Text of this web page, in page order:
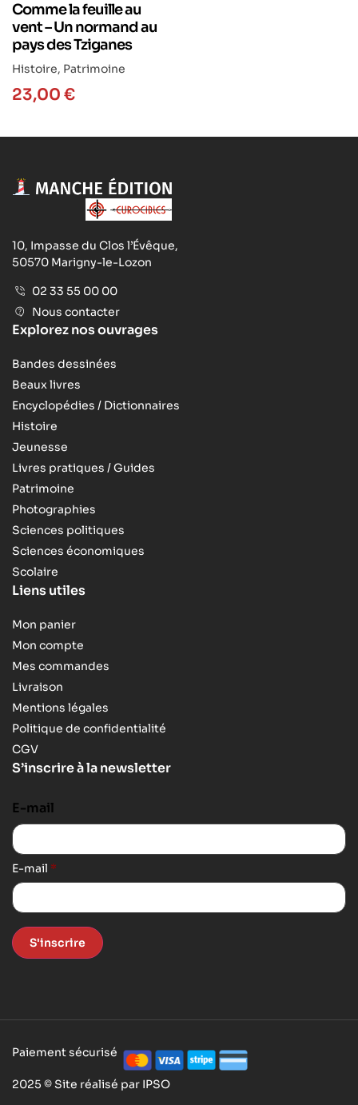
Comme la feuille au
vent – Un normand au
pays des Tziganes
Histoire, Patrimoine
23,00 €
10, Impasse du Clos l’Évêque,
50570 Marigny-le-Lozon
02 33 55 00 00
Nous contacter
Explorez nos ouvrages
Bandes dessinées
Beaux livres
Encyclopédies / Dictionnaires
Histoire
Jeunesse
Livres pratiques / Guides
Patrimoine
Photographies
Sciences politiques
Sciences économiques
Scolaire
Liens utiles
Mon panier
Mon compte
Mes commandes
Livraison
Mentions légales
Politique de confidentialité
CGV
S’inscrire à la newsletter
E-mail
E-mail *
S'inscrire
2025 © Site réalisé par IPSO
Paiement sécurisé